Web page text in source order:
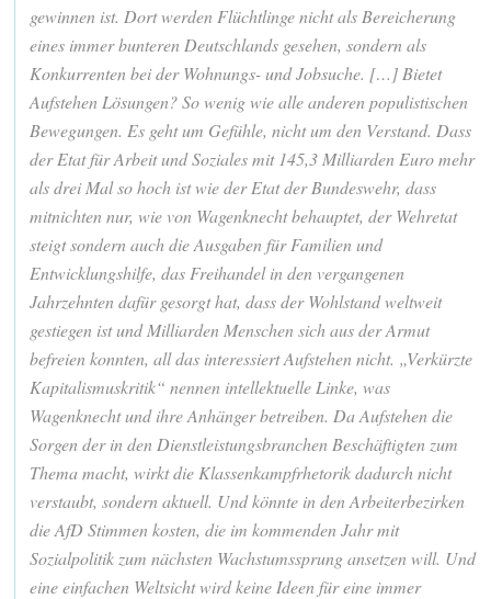
gewinnen ist. Dort werden Flüchtlinge nicht als Bereicherung
eines immer bunteren Deutschlands gesehen, sondern als
Konkurrenten bei der Wohnungs- und Jobsuche. […] Bietet
Aufstehen Lösungen? So wenig wie alle anderen populistischen
Bewegungen. Es geht um Gefühle, nicht um den Verstand. Dass
der Etat für Arbeit und Soziales mit 145,3 Milliarden Euro mehr
als drei Mal so hoch ist wie der Etat der Bundeswehr, dass
mitnichten nur, wie von Wagenknecht behauptet, der Wehretat
steigt sondern auch die Ausgaben für Familien und
Entwicklungshilfe, das Freihandel in den vergangenen
Jahrzehnten dafür gesorgt hat, dass der Wohlstand weltweit
gestiegen ist und Milliarden Menschen sich aus der Armut
befreien konnten, all das interessiert Aufstehen nicht. „Verkürzte
Kapitalismuskritik“ nennen intellektuelle Linke, was
Wagenknecht und ihre Anhänger betreiben. Da Aufstehen die
Sorgen der in den Dienstleistungsbranchen Beschäftigten zum
Thema macht, wirkt die Klassenkampfrhetorik dadurch nicht
verstaubt, sondern aktuell. Und könnte in den Arbeiterbezirken
die AfD Stimmen kosten, die im kommenden Jahr mit
Sozialpolitik zum nächsten Wachstumssprung ansetzen will. Und
eine einfachen Weltsicht wird keine Ideen für eine immer